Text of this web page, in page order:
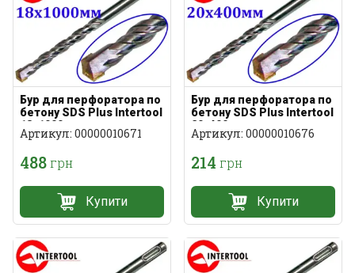
Бур для перфоратора по
бетону SDS Plus Intertool
18х1000мм
Артикул: 00000010671
488грн
Купити
Бур для перфоратора по
бетону SDS Plus Intertool
20х400мм
Артикул: 00000010676
214 грн
Купити